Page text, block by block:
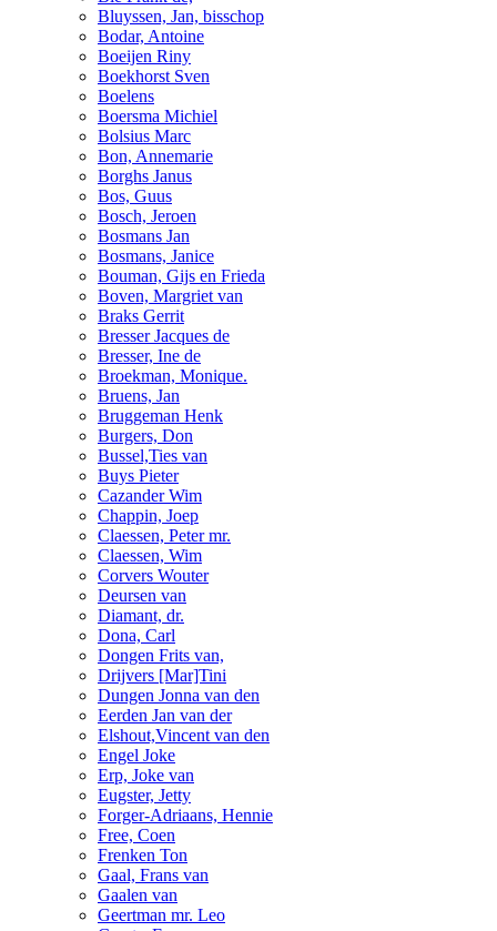
Bluyssen, Jan, bisschop
Bodar, Antoine
Boeijen Riny
Boekhorst Sven
Boelens
Boersma Michiel
Bolsius Marc
Bon, Annemarie
Borghs Janus
Bos, Guus
Bosch, Jeroen
Bosmans Jan
Bosmans, Janice
Bouman, Gijs en Frieda
Boven, Margriet van
Braks Gerrit
Bresser Jacques de
Bresser, Ine de
Broekman, Monique.
Bruens, Jan
Bruggeman Henk
Burgers, Don
Bussel,Ties van
Buys Pieter
Cazander Wim
Chappin, Joep
Claessen, Peter mr.
Claessen, Wim
Corvers Wouter
Deursen van
Diamant, dr.
Dona, Carl
Dongen Frits van,
Drijvers [Mar]Tini
Dungen Jonna van den
Eerden Jan van der
Elshout,Vincent van den
Engel Joke
Erp, Joke van
Eugster, Jetty
Forger-Adriaans, Hennie
Free, Coen
Frenken Ton
Gaal, Frans van
Gaalen van
Geertman mr. Leo